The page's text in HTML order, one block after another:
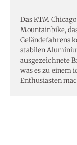
Menge
Das KTM
Mountainbike,
Geländefahrens
stabilen
ausgezeichnete
was es zu einem
Enthusiasten